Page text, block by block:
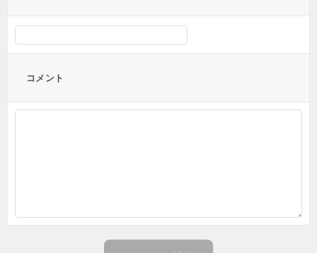
コメント